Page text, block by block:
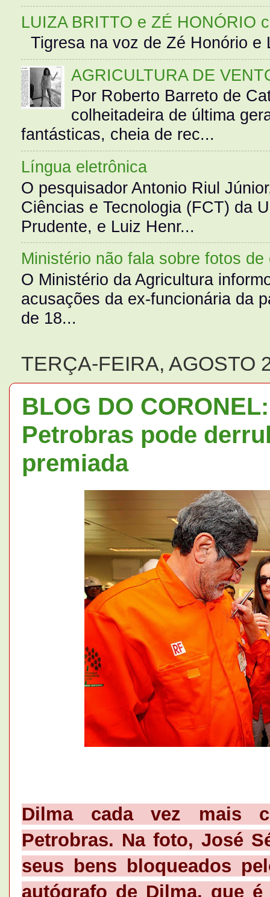
LUIZA BRITTO e ZÉ HONÓRIO
Tigresa na voz de Zé Honório
AGRICULTURA DE
Por Roberto Barreto de
colheitadeira de última
fantásticas, cheia de rec...
Língua eletrônica
O pesquisador Antonio Riul
Ciências e Tecnologia (FCT) da
Prudente, e Luiz Henr...
Ministério não fala sobre fotos de
O Ministério da Agricultura
acusações da ex-funcionária da
de 18...
TERÇA-FEIRA, AGOSTO
BLOG DO
Petrobras pode
premiada
Dilma cada vez mais
Petrobras. Na foto, José
seus bens bloqueados
autógrafo de Dilma, que